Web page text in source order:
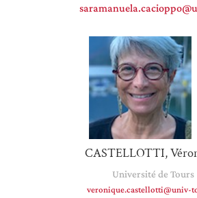
CASTELLOTTI,
Université de Tours
veronique.castellotti@univ-